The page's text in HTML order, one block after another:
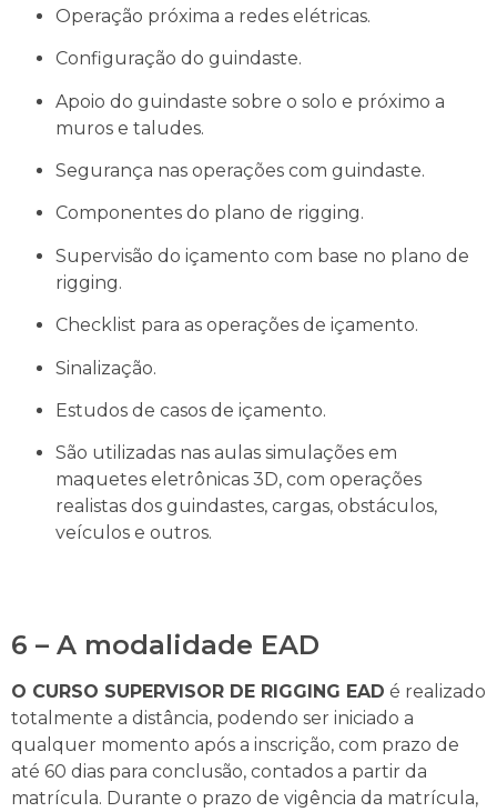
Operação próxima a redes elétricas.
Configuração do guindaste.
Apoio do guindaste sobre o solo e próximo a
muros e taludes.
Segurança nas operações com guindaste.
Componentes do plano de rigging.
Supervisão do içamento com base no plano de
rigging.
Checklist para as operações de içamento.
Sinalização.
Estudos de casos de içamento.
São utilizadas nas aulas simulações em
maquetes eletrônicas 3D, com operações
realistas dos guindastes, cargas, obstáculos,
veículos e outros.
6 – A modalidade EAD
O CURSO SUPERVISOR DE RIGGING EAD é realizado
totalmente a distância, podendo ser iniciado a
qualquer momento após a inscrição, com prazo de
até 60 dias para conclusão, contados a partir da
matrícula. Durante o prazo de vigência da matrícula,